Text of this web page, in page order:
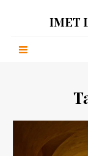
IMET